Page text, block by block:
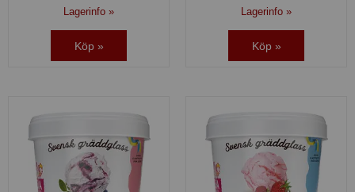
Lagerinfo »
Köp »
Lagerinfo »
Köp »